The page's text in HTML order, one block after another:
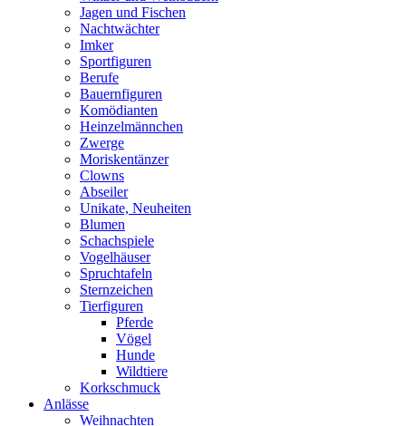
Jagen und Fischen
Nachtwächter
Imker
Sportfiguren
Berufe
Bauernfiguren
Komödianten
Heinzelmännchen
Zwerge
Moriskentänzer
Clowns
Abseiler
Unikate, Neuheiten
Blumen
Schachspiele
Vogelhäuser
Spruchtafeln
Sternzeichen
Tierfiguren
Pferde
Vögel
Hunde
Wildtiere
Korkschmuck
Anlässe
Weihnachten